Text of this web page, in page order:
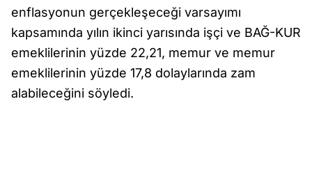
enflasyonun gerçekleşeceği varsayımı
kapsamında yılın ikinci yarısında işçi ve BAĞ-KUR
emeklilerinin yüzde 22,21, memur ve memur
emeklilerinin yüzde 17,8 dolaylarında zam
alabileceğini söyledi.